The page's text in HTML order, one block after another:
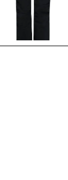
PANTS